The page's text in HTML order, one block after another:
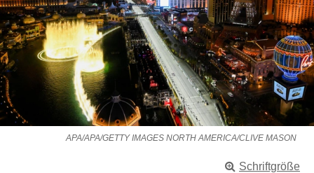
APA/APA/GETTY IMAGES NORTH AMERICA/CLIVE MASON
Schriftgröße